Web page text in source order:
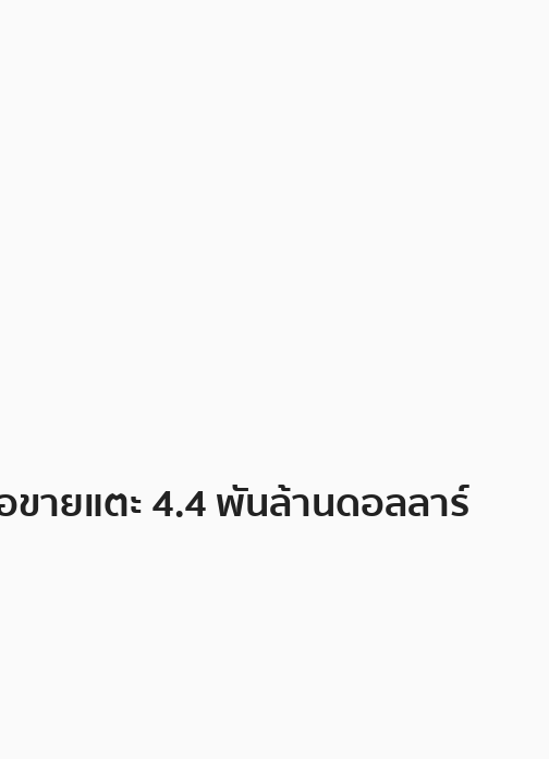
ายแตะ 4.4 พันล้านดอลลาร์